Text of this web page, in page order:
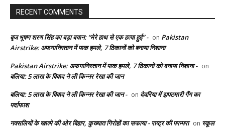
RECENT COMMENTS
बृज भूषण शरण सिंह का बड़ा बयान: “मेरे हाथ से एक हत्या हुई” - on Pakistan
Airstrike: अफगानिस्तान में पाक हमले, 7 ठिकानों को बनाया निशाना
Pakistan Airstrike: अफगानिस्तान में पाक हमले, 7 ठिकानों को बनाया निशाना - on
बलिया: 5 लाख के विवाद ने ली किन्नर रेखा की जान
बलिया: 5 लाख के विवाद ने ली किन्नर रेखा की जान - on देवरिया में झपटमारी गैंग का
पर्दाफाश
नक्सलियों के खात्मे की ओर बिहार, कुख्यात गिरोहों का सफाया - राष्ट्र की परम्परा on स्कूल